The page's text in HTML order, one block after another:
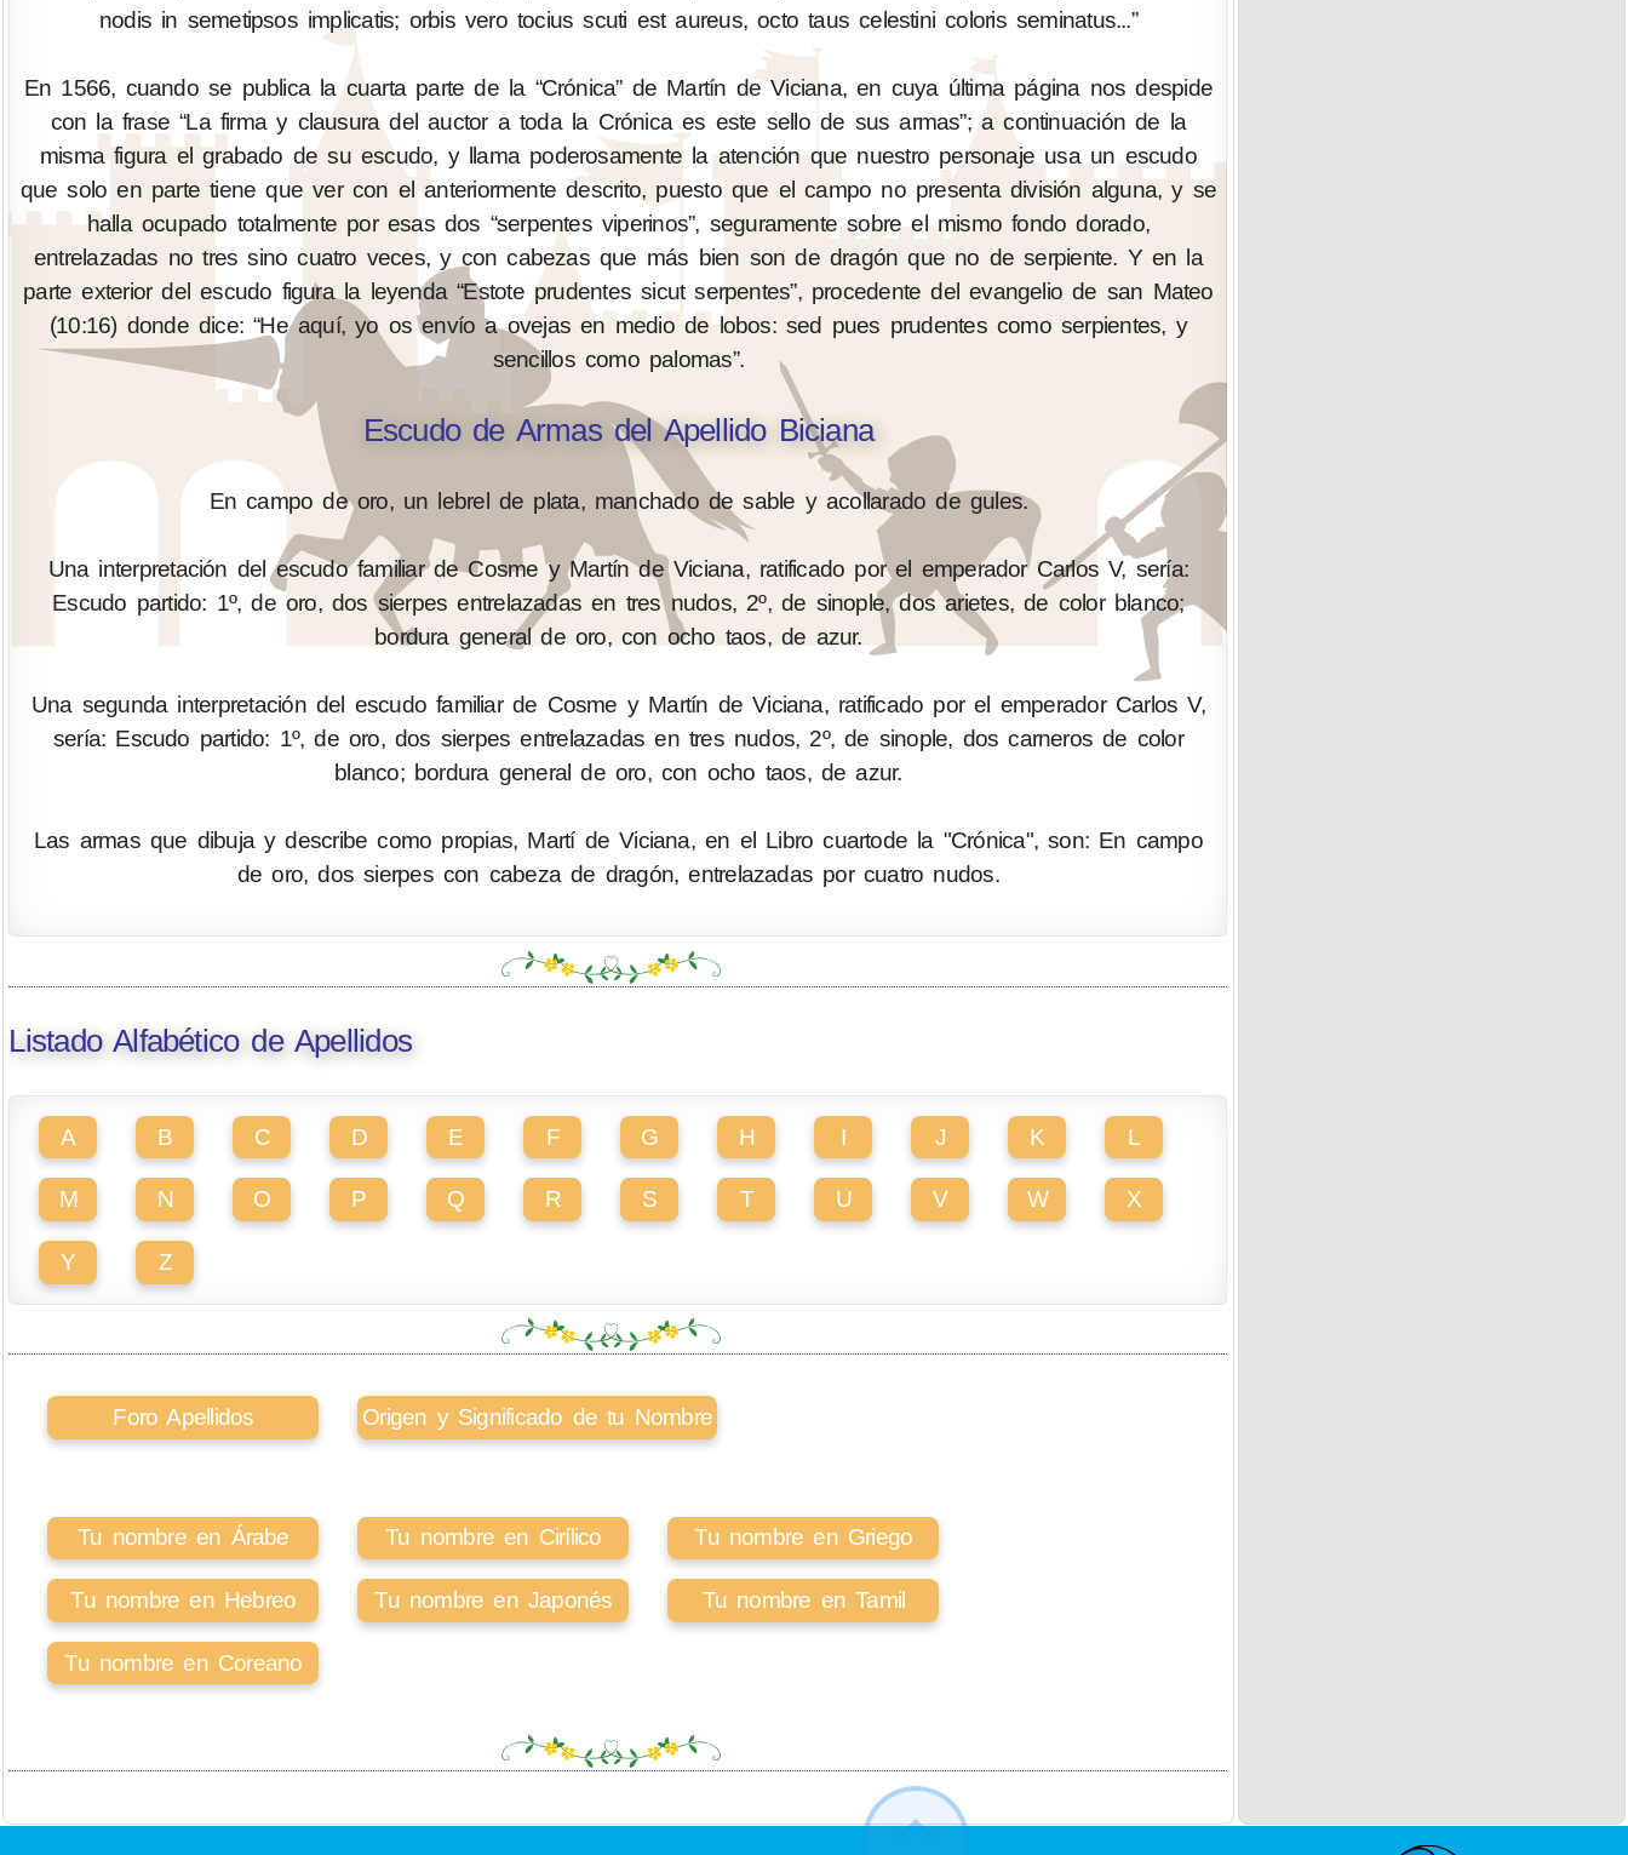
nodis in semetipsos implicatis; orbis vero tocius scuti est aureus, octo taus celestini coloris seminatus...”
En 1566, cuando se publica la cuarta parte de la “Crónica” de Martín de Viciana, en cuya última página nos despide
con la frase “La firma y clausura del auctor a toda la Crónica es este sello de sus armas”; a continuación de la
misma figura el grabado de su escudo, y llama poderosamente la atención que nuestro personaje usa un escudo
que solo en parte tiene que ver con el anteriormente descrito, puesto que el campo no presenta división alguna, y se
halla ocupado totalmente por esas dos “serpentes viperinos”, seguramente sobre el mismo fondo dorado,
entrelazadas no tres sino cuatro veces, y con cabezas que más bien son de dragón que no de serpiente. Y en la
parte exterior del escudo figura la leyenda “Estote prudentes sicut serpentes”, procedente del evangelio de san Mateo
(10:16) donde dice: “He aquí, yo os envío a ovejas en medio de lobos: sed pues prudentes como serpientes, y
sencillos como palomas”.
Escudo de Armas del Apellido Biciana
En campo de oro, un lebrel de plata, manchado de sable y acollarado de gules.
Una interpretación del escudo familiar de Cosme y Martín de Viciana, ratificado por el emperador Carlos V, sería:
Escudo partido: 1º, de oro, dos sierpes entrelazadas en tres nudos, 2º, de sinople, dos arietes, de color blanco;
bordura general de oro, con ocho taos, de azur.
Una segunda interpretación del escudo familiar de Cosme y Martín de Viciana, ratificado por el emperador Carlos V,
sería: Escudo partido: 1º, de oro, dos sierpes entrelazadas en tres nudos, 2º, de sinople, dos carneros de color
blanco; bordura general de oro, con ocho taos, de azur.
Las armas que dibuja y describe como propias, Martí de Viciana, en el Libro cuartode la "Crónica", son: En campo
de oro, dos sierpes con cabeza de dragón, entrelazadas por cuatro nudos.
Listado Alfabético de Apellidos
A B C D E F G H I J K L
M N O P Q R S T U V W X
Y Z
Foro Apellidos Origen y Significado de tu Nombre
Tu nombre en Árabe Tu nombre en Cirílico Tu nombre en Griego
Tu nombre en Hebreo Tu nombre en Japonés Tu nombre en Tamil
Tu nombre en Coreano